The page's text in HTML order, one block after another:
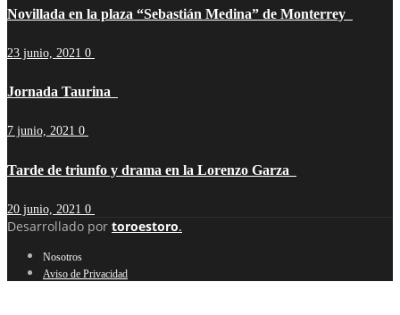
Novillada en la plaza “Sebastián Medina” de Monterrey
23 junio, 2021 0
Jornada Taurina
7 junio, 2021 0
Tarde de triunfo y drama en la Lorenzo Garza
20 junio, 2021 0
Desarrollado por toroestoro.
Nosotros
Aviso de Privacidad